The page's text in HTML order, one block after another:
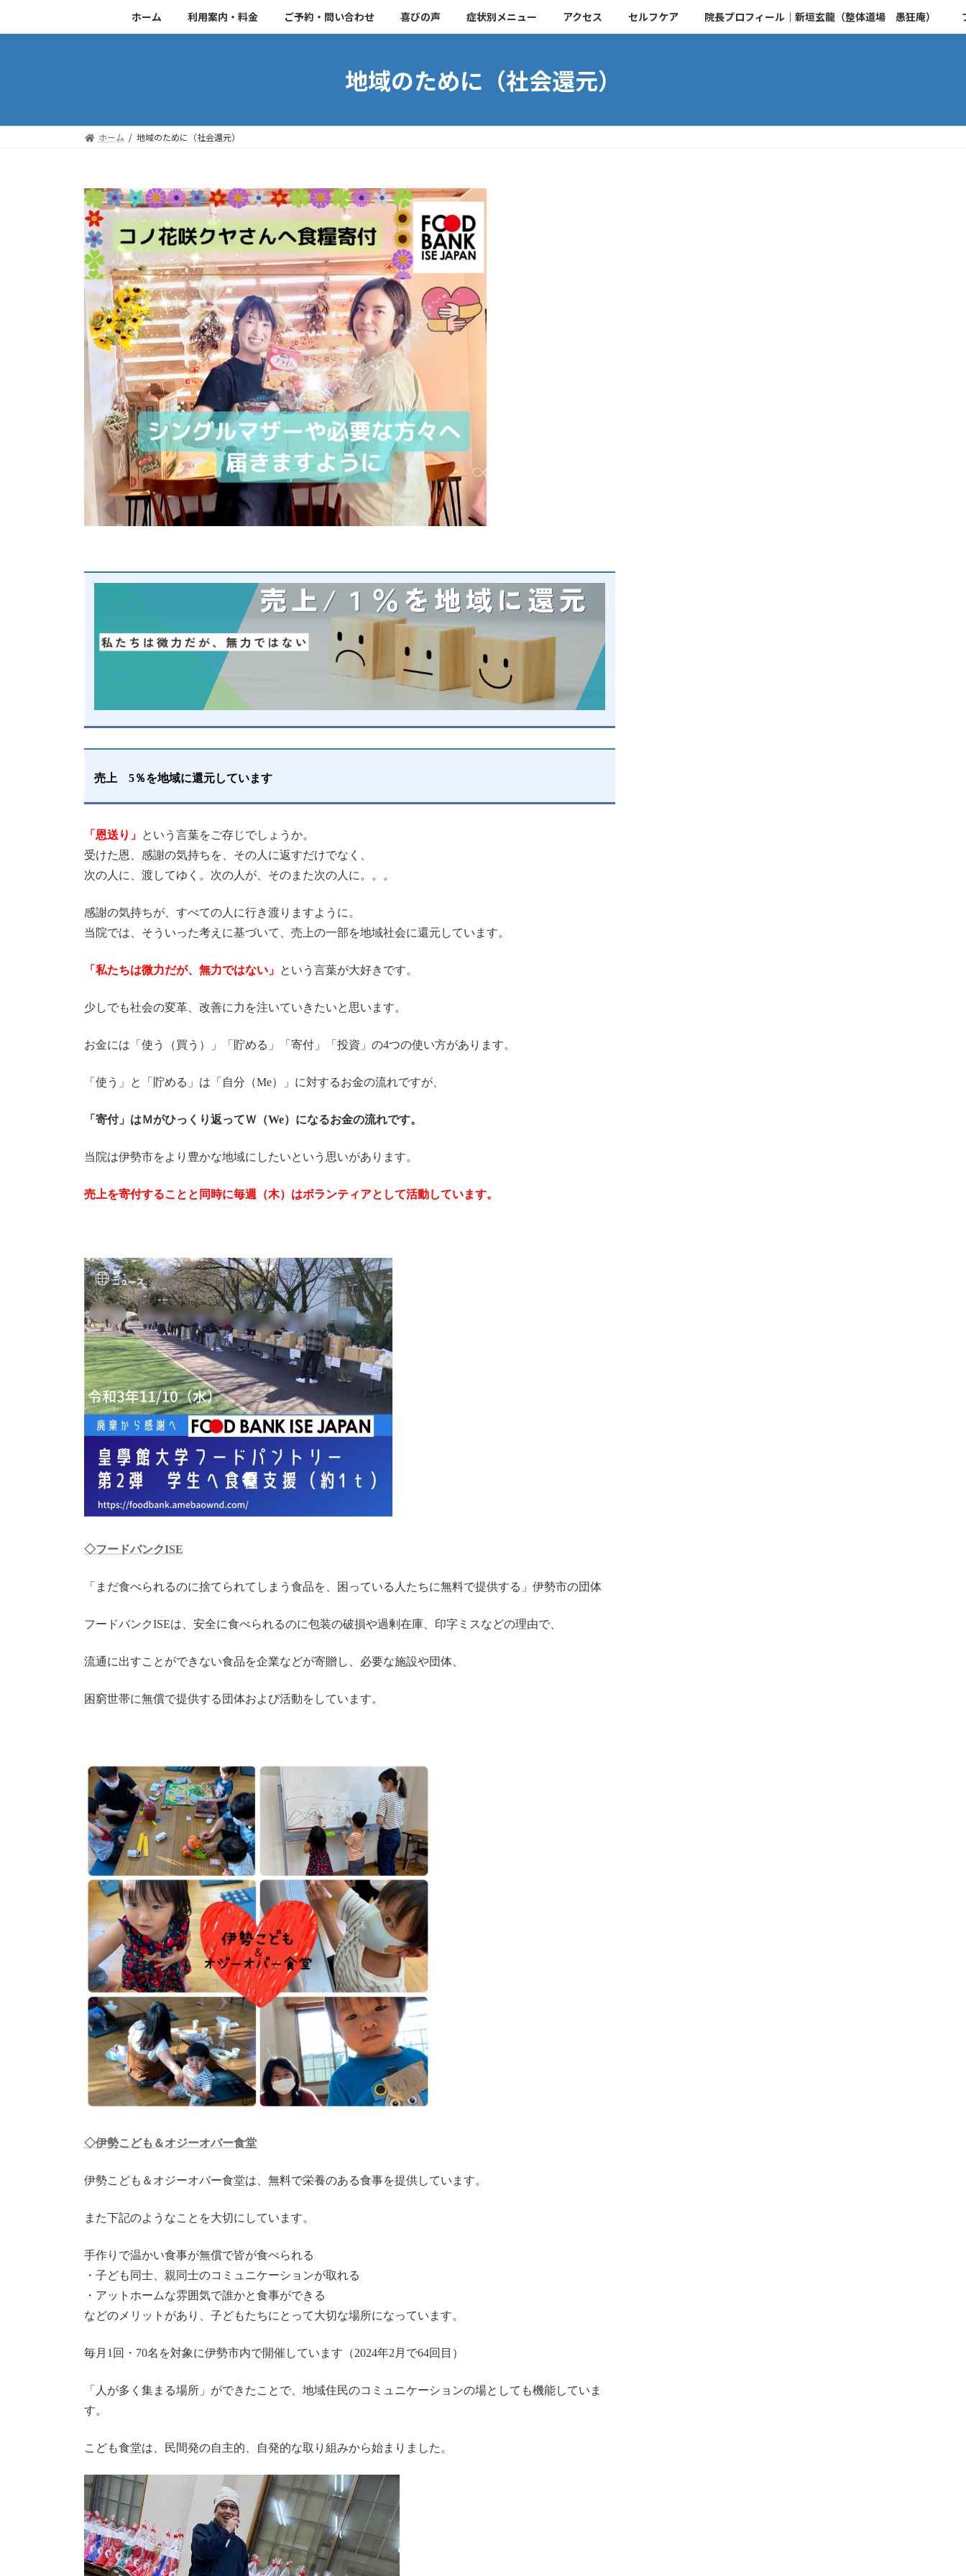
キ
に
ホーム 利用案内・料金 ご予約・問い合わせ 喜びの声 症状別メニュー アクセス セルフケア 院長プロフィール｜新垣玄龍（整体道場 愚狂庵）
地域のために（社会還元）
ホーム 地域のために（社会還元）
売上 5％を地域に還元しています
「恩送り」 という言葉をご存じでしょうか。
受けた恩、感謝の気持ちを、その人に返すだけでなく、
次の人に、渡してゆく。次の人が、そのまた次の人に。。。
感謝の気持ちが、すべての人に行き渡りますように。
当院では、そういった考えに基づいて、 売上の一部を地域社会に還元しています。
「私たちは微力だが、無力ではない」 という言葉が大好きです。
少しでも社会の変革、改善に力を注いていきたいと思います。
お金には「使う（買う）」「貯める」「寄付」「投資」の4つの使い方があります。
「使う」と「貯める」は「自分（Me）」に対するお金の流れですが、
「寄付」はＭがひっくり返ってＷ（We）になるお金の流れです。
当院は伊勢市をより豊かな地域にしたいという思いがあります。
売上を寄付することと同時に毎週（木）はボランティアとして活動しています。
◇フードバンクISE
「まだ食べられるのに捨てられてしまう食品を、困っている人たちに無料で提供する」伊勢市の団体
フードバンクISEは、安全に食べられるのに包装の破損や過剰在庫、印字ミスなどの理由で、
流通に出すことができない食品を企業などが寄贈し、必要な施設や団体、
困窮世帯に無償で提供する団体および活動をしています。
◇伊勢こども＆オジーオバー食堂
伊勢こども＆オジーオバー食堂は、無料で栄養のある食事を提供しています。
また下記のようなことを大切にしています。
手作りで温かい食事が無償で皆が食べられる
・子ども同士、親同士のコミュニケーションが取れる
・アットホームな雰囲気で誰かと食事ができる
などのメリットがあり、子どもたちにとって大切な場所になっています。
毎月1回・70名を対象に伊勢市内で開催しています（2024年2月で64回目）
「人が多く集まる場所」ができたことで、地域住民のコミュニケーションの場としても機能していま
す。
こども食堂は、民間発の自主的、自発的な取り組みから始まりました。